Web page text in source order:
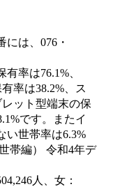
は、076・
率は76.1%、
率は38.2%、ス
ット型端末の保
です。またイ
い世帯率は6.3%
帯編） 令和4年デ
人、女：